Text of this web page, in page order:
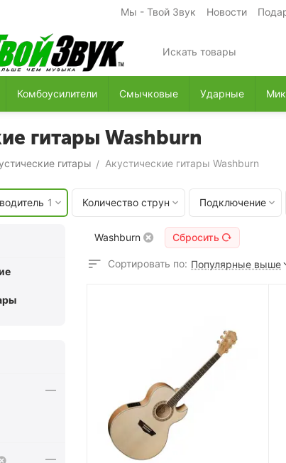
Мы - Твой Звук Новости
Комбоусилители Смычковые Ударные
гитары Washburn
гитары / Акустические гитары Washburn
1 Количество струн Подключение
Washburn Сбросить
Сортировать по: Популярные выше